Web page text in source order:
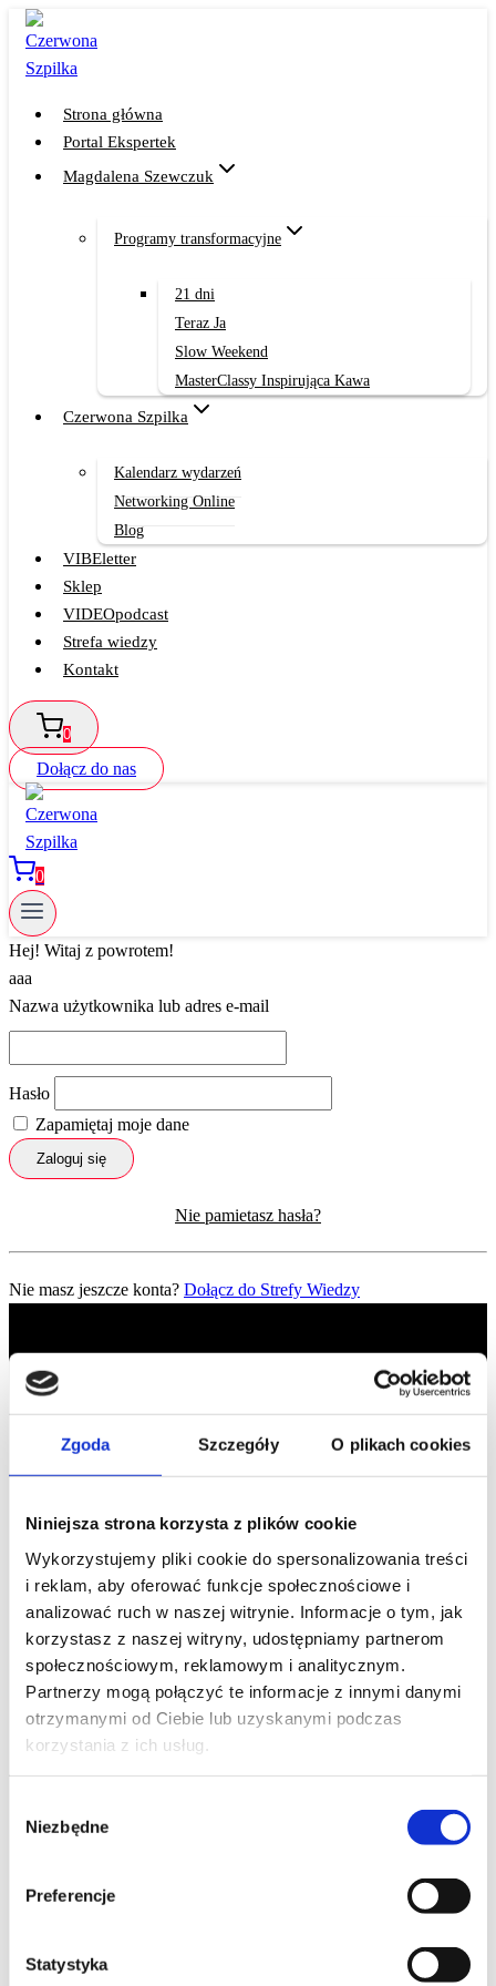
Zgoda Szczegóły O plikach cookies
Niniejsza strona korzysta z plików cookie
Wykorzystujemy pliki cookie do spersonalizowania treści
i reklam, aby oferować funkcje społecznościowe i
analizować ruch w naszej witrynie. Informacje o tym, jak
korzystasz z naszej witryny, udostępniamy partnerom
społecznościowym, reklamowym i analitycznym.
Partnerzy mogą połączyć te informacje z innymi danymi
otrzymanymi od Ciebie lub uzyskanymi podczas
korzystania z ich usług.
zgody
Niezbędne
Preferencje
Statystyka
Przejdź
treści
Strona główna
Portal Ekspertek
Magdalena Szewczuk
Programy transformacyjne
21 dni
Teraz Ja
Slow Weekend
MasterClassy Inspirująca Kawa
Czerwona Szpilka
Kalendarz wydarzeń
Networking Online
Blog
VIBEletter
Sklep
VIDEOpodcast
Strefa wiedzy
Kontakt
0
Dołącz do nas
0
Hej! Witaj z powrotem!
aaa
Nazwa użytkownika lub adres e-mail
Hasło
Zapamiętaj moje dane
Zaloguj się
Nie pamietasz hasła?
Nie masz jeszcze konta? Dołącz do Strefy Wiedzy
Profil facebook Czerwona
Profil instagram Czerwona
Szpilka
Profil tiktok Czerwona Szpilka
Profil youtube Czerwona
Szpilka
Kontakt
kontakt@czerwonaszpilka.pl